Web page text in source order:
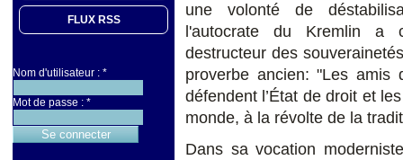
FLUX RSS
Nom d'utilisateur : *
Mot de passe : *
une volonté de
l'autocrate du Kremlin a
destructeur des
proverbe ancien: "Les amis
défendent l’État de droit et
monde, à la révolte de la
Dans sa vocation